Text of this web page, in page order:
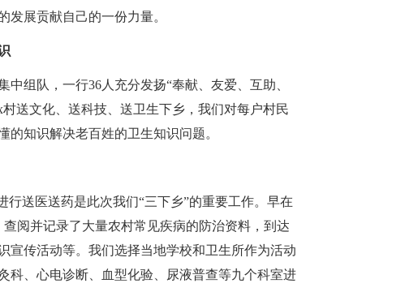
发展贡献自己的一份力量。
组队，一行36人充分发扬“奉献、友爱、互助、
送文化、送科技、送卫生下乡，我们对每户村民
的知识解决老百姓的卫生知识问题。
送医送药是此次我们“三下乡”的重要工作。早在
阅并记录了大量农村常见疾病的防治资料，到达
宣传活动等。我们选择当地学校和卫生所作为活动
科、心电诊断、血型化验、尿液普查等九个科室进